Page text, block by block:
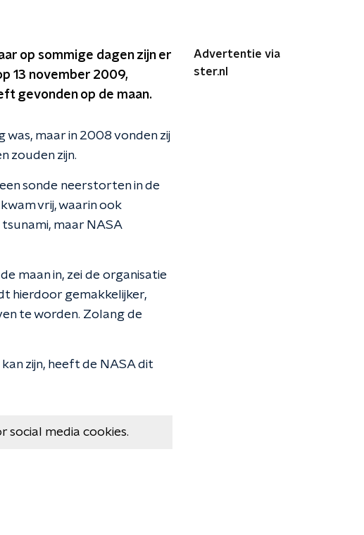
op sommige dagen zijn er
13 november 2009,
gevonden op de maan.
maar in 2008 vonden zij
zouden zijn.
sonde neerstorten in de
vrij, waarin ook
maar NASA
maan in, zei de organisatie
hierdoor gemakkelijker,
te worden. Zolang de
zijn, heeft de NASA dit
social media cookies.
Advertentie via
ster.nl